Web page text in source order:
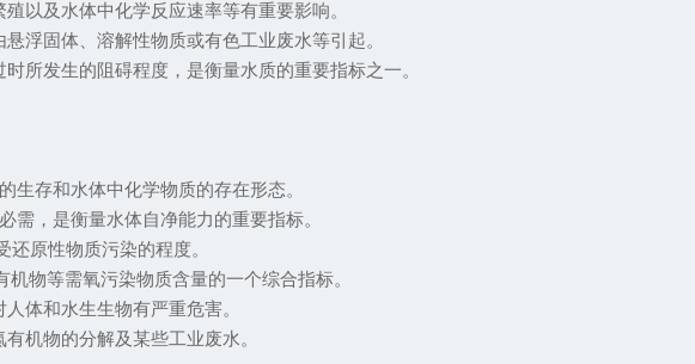
以及水体中化学反应速率等有重要影响。
浮固体、溶解性物质或有色工业废水等引起。
所发生的阻碍程度，是衡量水质的重要指标之一。
生存和水体中化学物质的存在形态。
需，是衡量水体自净能力的重要指标。
还原性物质污染的程度。
机物等需氧污染物质含量的一个综合指标。
体和水生生物有严重危害。
机物的分解及某些工业废水。